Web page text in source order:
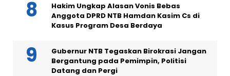
Hakim Ungkap Alasan Vonis Bebas
Anggota DPRD NTB Hamdan Kasim Cs di
Kasus Program Desa Berdaya
Gubernur NTB Tegaskan Birokrasi Jangan
Bergantung pada Pemimpin, Politisi
Datang dan Pergi